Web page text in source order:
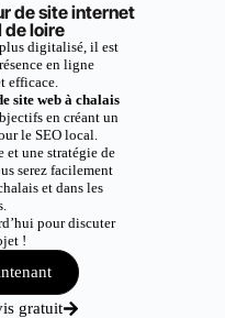
de site internet
loire
digitalisé, il est
en ligne
efficace.
site web à chalais
en créant un
le SEO local.
et une stratégie de
serez facilement
et dans les
pour discuter
!
gratuit